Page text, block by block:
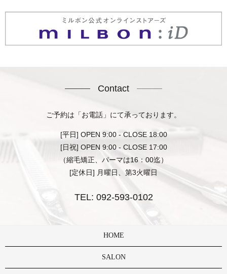
Contact
ご予約は「お電話」にて承っております。
[平日] OPEN 9:00 - CLOSE 18:00
[日祝] OPEN 9:00 - CLOSE 17:00
（縮毛矯正、パーマは16：00迄）
[定休日] 月曜日、第3火曜日
TEL: 092-593-0102
HOME
SALON